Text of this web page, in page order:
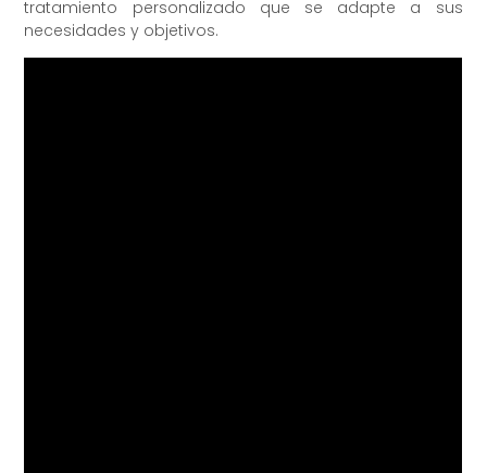
tratamiento personalizado que se adapte a sus
necesidades y objetivos.